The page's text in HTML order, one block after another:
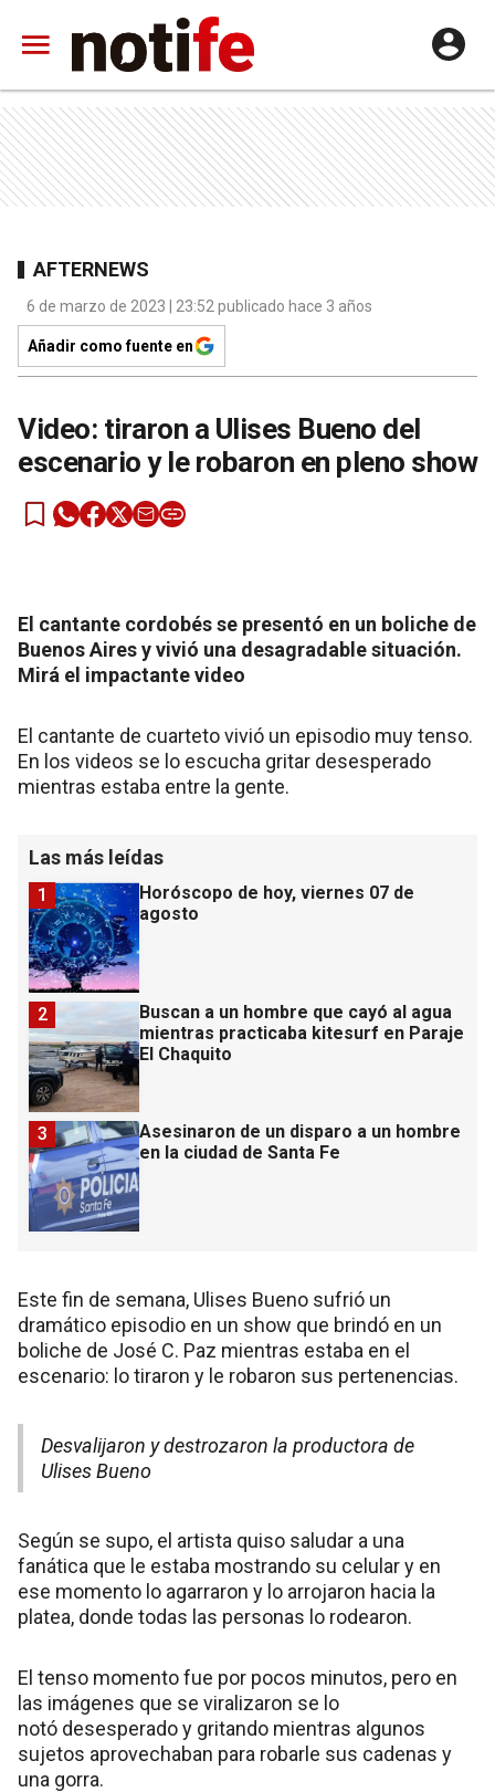
AFTERNEWS
6 de marzo de 2023 | 23:52 publicado hace 3 años
Añadir como fuente en
Video: tiraron a Ulises Bueno del
escenario y le robaron en pleno show
El cantante cordobés se presentó en un boliche de
Buenos Aires y vivió una desagradable situación.
Mirá el impactante video
El cantante de cuarteto vivió un episodio muy tenso.
En los videos se lo escucha gritar desesperado
mientras estaba entre la gente.
Las más leídas
Horóscopo de hoy, viernes 07 de
agosto
1
Buscan a un hombre que cayó al agua
mientras practicaba kitesurf en Paraje
El Chaquito
2
Asesinaron de un disparo a un hombre
en la ciudad de Santa Fe
3
Este fin de semana, Ulises Bueno sufrió un
dramático episodio en un show que brindó en un
boliche de José C. Paz mientras estaba en el
escenario: lo tiraron y le robaron sus pertenencias.
Desvalijaron y destrozaron la productora de
Ulises Bueno
Según se supo, el artista quiso saludar a una
fanática que le estaba mostrando su celular y en
ese momento lo agarraron y lo arrojaron hacia la
platea, donde todas las personas lo rodearon.
El tenso momento fue por pocos minutos, pero en
las imágenes que se viralizaron se lo
notó desesperado y gritando mientras algunos
sujetos aprovechaban para robarle sus cadenas y
una gorra.